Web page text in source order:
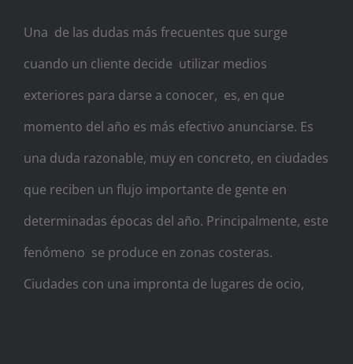
Una de las dudas más frecuentes que surge
cuando un cliente decide utilizar medios
exteriores para darse a conocer, es, en que
momento del año es más efectivo anunciarse. Es
una duda razonable, muy en concreto, en ciudades
que reciben un flujo importante de gente en
determinadas épocas del año. Principalmente, este
fenómeno se produce en zonas costeras.
Ciudades con una impronta de lugares de ocio,